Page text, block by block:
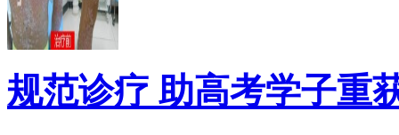
规范诊疗 助高考学子重